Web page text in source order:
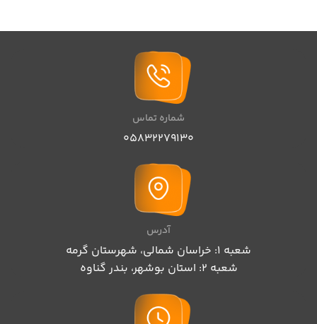
شماره تماس
05832279130
آدرس
شعبه 1: خراسان شمالی، شهرستان گرمه
شعبه 2: استان بوشهر، بندر گناوه